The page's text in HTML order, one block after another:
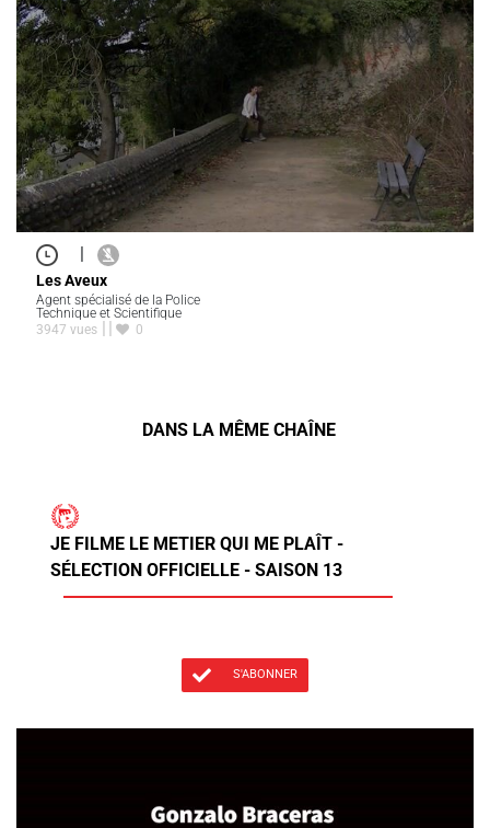
|
Les Aveux
Agent spécialisé de la Police
Technique et Scientifique
3947 vues
0
DANS LA MÊME CHAÎNE
JE FILME LE METIER QUI ME PLAÎT -
SÉLECTION OFFICIELLE - SAISON 13
S'ABONNER